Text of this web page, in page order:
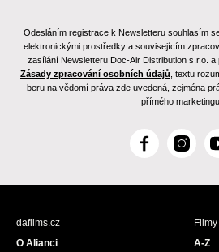
Odesláním registrace k Newsletteru souhlasím
elektronickými prostředky a souvisejícím
zasílání Newsletteru Doc-Air Distribution s.r.o.
Zásady zpracování osobních údajů , textu
beru na vědomí práva zde uvedená, zejména
přímého marketingu.
F
c
I
s
dafilms.cz
O Alianci
Filmy
A-Z